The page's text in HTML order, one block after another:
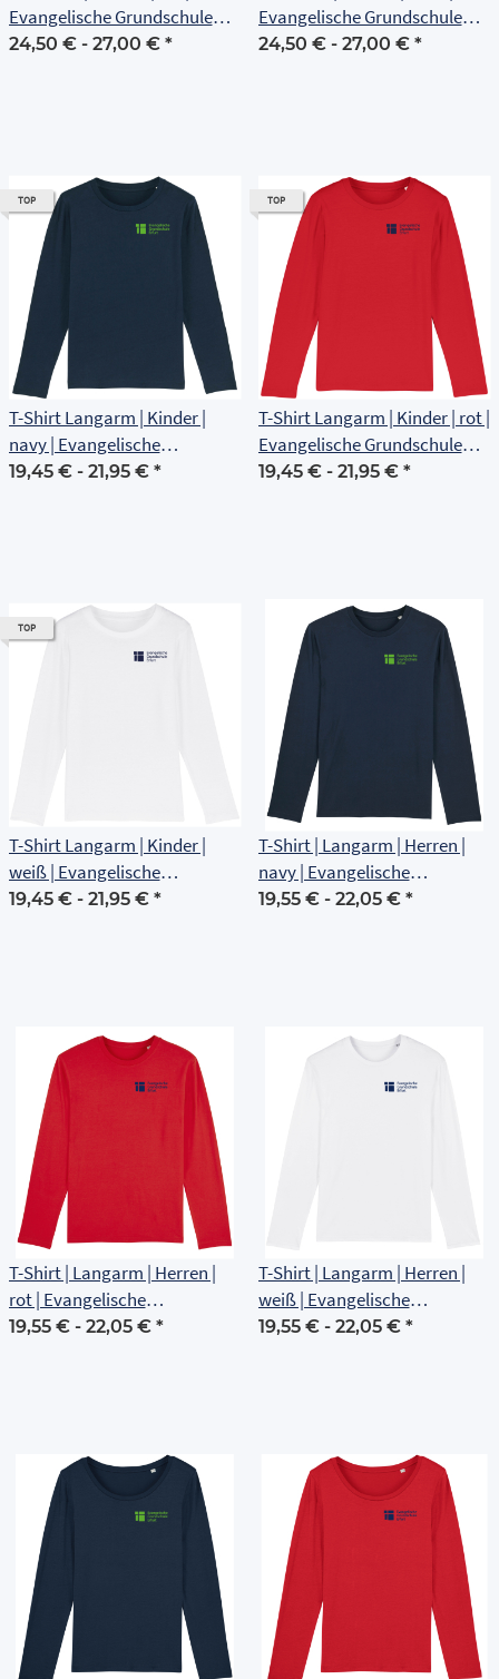
Evangelische Grundschule
Erfurt
24,50 € - 27,00 € *
Evangelische Grundschule
Erfurt
24,50 € - 27,00 € *
TOP
T-Shirt Langarm | Kinder |
navy | Evangelische
Grundschule Erfurt
19,45 € - 21,95 € *
TOP
T-Shirt Langarm | Kinder | rot |
Evangelische Grundschule
Erfurt
19,45 € - 21,95 € *
TOP
T-Shirt Langarm | Kinder |
weiß | Evangelische
Grundschule Erfurt
19,45 € - 21,95 € *
T-Shirt | Langarm | Herren |
navy | Evangelische
Grundschule Erfurt
19,55 € - 22,05 € *
T-Shirt | Langarm | Herren |
rot | Evangelische
Grundschule Erfurt
19,55 € - 22,05 € *
T-Shirt | Langarm | Herren |
weiß | Evangelische
Grundschule Erfurt
19,55 € - 22,05 € *